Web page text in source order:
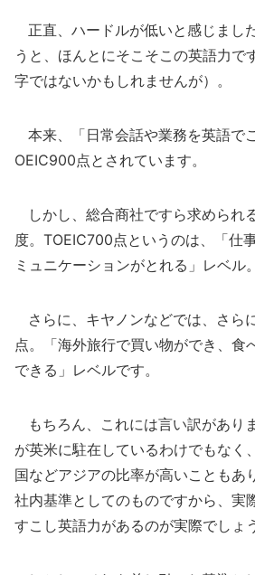
正直、ハードルが低いと感じまし
うと、ほんとにそこそこの英語力で
字ではないかもしれませんが）。
本来、「日常会話や業務を英語で
OEIC900点とされています。
しかし、総合商社ですら求められ
度。TOEIC700点というのは、「仕
ミュニケーションがとれる」レベル。
さらに、キヤノンなどでは、さら
点。「海外旅行で買い物ができ、食
できる」レベルです。
もちろん、これには言い訳があり
が英米に駐在しているわけでもなく
国などアジアの比率が高いこともあ
社内基準としてのものですから、実
すこし英語力があるのが実際でしょう